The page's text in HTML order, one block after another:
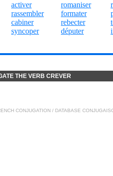
activer
rassembler
cabiner
syncoper
romaniser
formater
rebecter
députer
THE VERB CREVER
CONJUGATION / DATABASE